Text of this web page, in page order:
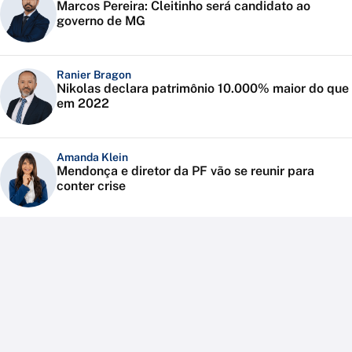
Marcos Pereira: Cleitinho será candidato ao
governo de MG
Ranier Bragon
Nikolas declara patrimônio 10.000% maior do que
em 2022
Amanda Klein
Mendonça e diretor da PF vão se reunir para
conter crise